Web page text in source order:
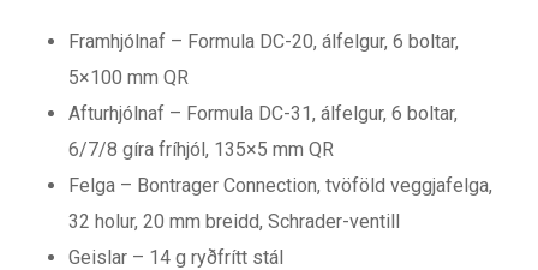
Framhjólnaf – Formula DC-20, álfelgur, 6 boltar,
5×100 mm QR
Afturhjólnaf – Formula DC-31, álfelgur, 6 boltar,
6/7/8 gíra fríhjól, 135×5 mm QR
Felga – Bontrager Connection, tvöföld veggjafelga,
32 holur, 20 mm breidd, Schrader-ventill
Geislar – 14 g ryðfrítt stál